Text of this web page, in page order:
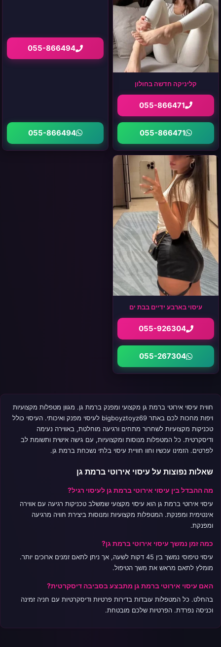
קליניקה חדשה בחולון
055-866471
055-866471
055-866494
055-866494
עיסוי בארבע ידיים בבת ים
055-926304
055-267304
חווית עיסוי אירוטי ברמת גן מקצועי ומפנק ברמת גן. מגוון מטפלות מקצועיות
ויפות מחכות לכם באתר bigboyztoyz69 לעיסוי מפנק ואיכותי. העיסוי כולל
טכניקות מקצועיות לשחרור מתחים ורגיעה מוחלטת, באווירה נעימה
ודיסקרטית. כל המטפלות מנוסות ומקצועיות, עם גישה אישית ותשומת לב
לפרטים. הזמינו עכשיו וחוו חוויית עיסוי בלתי נשכחת ברמת גן.
שאלות נפוצות על עיסוי אירוטי ברמת גן
מה ההבדל בין עיסוי אירוטי ברמת גן לעיסוי רגיל?
עיסוי אירוטי ברמת גן הוא עיסוי מקצועי שמשלב טכניקות רגיעה עם אווירה
אינטימית ומפנקת. המטפלות מקצועיות ומנוסות ביצירת חוויה מרגיעה
ומפנקת.
כמה זמן נמשך עיסוי אירוטי ברמת גן?
עיסוי טיפוסי נמשך בין 45 דקות לשעה, אך ניתן לתאם זמנים ארוכים יותר.
מומלץ לתאם מראש את משך הטיפול.
האם עיסוי אירוטי ברמת גן מתבצע בסביבה דיסקרטית?
בהחלט. כל המטפלות עובדות בדירות פרטיות ודיסקרטיות עם חניה זמינה
וכניסה נפרדת. הפרטיות שלכם מובטחת.